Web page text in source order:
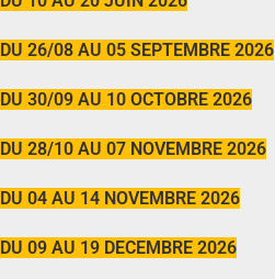
DU 26/08 AU 05 SEPTEMBRE 2026
DU 30/09 AU 10 OCTOBRE 2026
DU 28/10 AU 07 NOVEMBRE 2026
DU 04 AU 14 NOVEMBRE 2026
DU 09 AU 19 DECEMBRE 2026